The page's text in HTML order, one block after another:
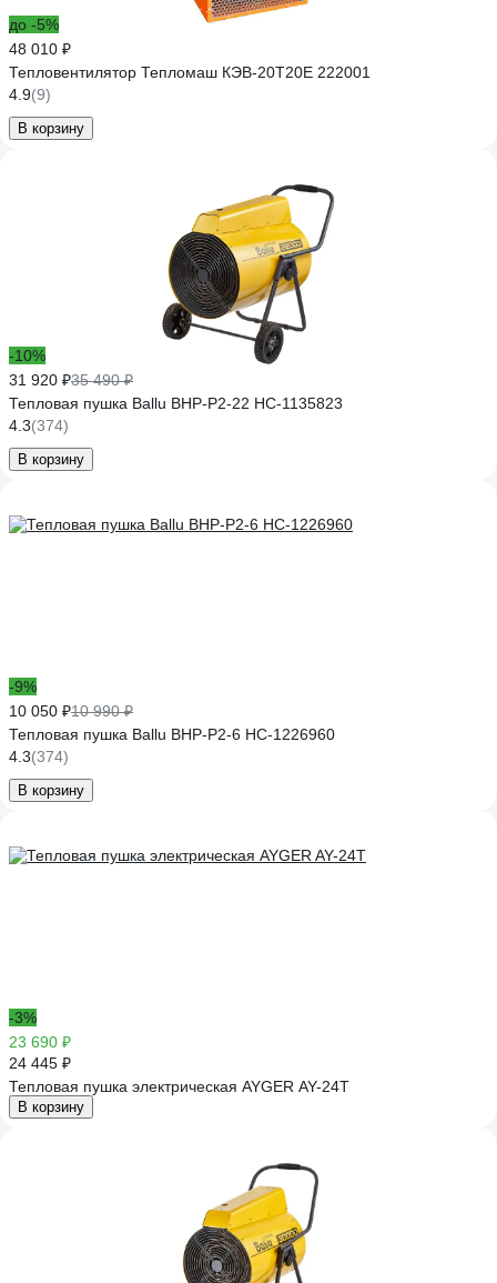
до -5%
48 010 ₽
Тепловентилятор Тепломаш КЭВ-20Т20Е 222001
4.9(9)
В корзину
-10%
31 920 ₽35 490 ₽
Тепловая пушка Ballu BHP-P2-22 НС-1135823
4.3(374)
В корзину
-9%
10 050 ₽10 990 ₽
Тепловая пушка Ballu BHP-P2-6 НС-1226960
4.3(374)
В корзину
-3%
23 690 ₽
24 445 ₽
Тепловая пушка электрическая AYGER AY-24T
В корзину